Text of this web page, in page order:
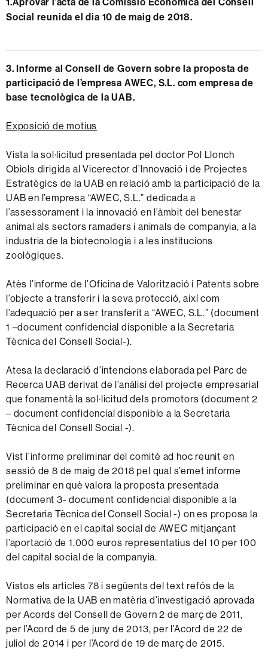
Social reunida el dia 10 de maig de 2018.
3.Informe al Consell de Govern sobre la proposta de
participació de l’empresa AWEC, S.L. com empresa de
base tecnològica de la UAB.
Exposició de motius
Vista la sol·licitud presentada pel doctor Pol Llonch
Obiols dirigida al Vicerector d’Innovació i de Projectes
Estratègics de la UAB en relació amb la participació de la
UAB en l’empresa “AWEC, S.L.” dedicada a
l’assessorament i la innovació en l’àmbit del benestar
animal als sectors ramaders i animals de companyia, a la
industria de la biotecnologia i a les institucions
zoològiques.
Atès l’informe de l’Oficina de Valorització i Patents sobre
l’objecte a transferir i la seva protecció, així com
l’adequació per a ser transferit a “AWEC, S.L.” (document
1 –document confidencial disponible a la Secretaria
Tècnica del Consell Social-).
Atesa la declaració d’intencions elaborada pel Parc de
Recerca UAB derivat de l’anàlisi del projecte empresarial
que fonamentà la sol·licitud dels promotors (document 2
– document confidencial disponible a la Secretaria
Tècnica del Consell Social -).
Vist l’informe preliminar del comitè ad hoc reunit en
sessió de 8 de maig de 2018 pel qual s’emet informe
preliminar en què valora la proposta presentada
(document 3- document confidencial disponible a la
Secretaria Tècnica del Consell Social -) on es proposa la
participació en el capital social de AWEC mitjançant
l’aportació de 1.000 euros representatius del 10 per 100
del capital social de la companyia.
Vistos els articles 78 i següents del text refós de la
Normativa de la UAB en matèria d’investigació aprovada
per Acords del Consell de Govern 2 de març de 2011,
per l’Acord de 5 de juny de 2013, per l’Acord de 22 de
juliol de 2014 i per l’Acord de 19 de març de 2015.